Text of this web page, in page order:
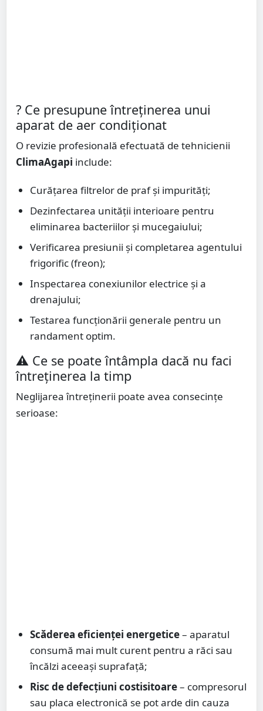
? Ce presupune întreținerea unui
aparat de aer condiționat
O revizie profesională efectuată de tehnicienii
ClimaAgapi include:
Curățarea filtrelor de praf și impurități;
Dezinfectarea unității interioare pentru
eliminarea bacteriilor și mucegaiului;
Verificarea presiunii și completarea agentului
frigorific (freon);
Inspectarea conexiunilor electrice și a
drenajului;
Testarea funcționării generale pentru un
randament optim.
⚠️ Ce se poate întâmpla dacă nu faci
întreținerea la timp
Neglijarea întreținerii poate avea consecințe
serioase:
Scăderea eficienței energetice– aparatul
consumă mai mult curent pentru a răci sau
încălzi aceeași suprafață;
Risc de defecțiuni costisitoare– compresorul
sau placa electronică se pot arde din cauza